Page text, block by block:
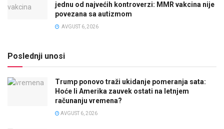
jednu od najvećih kontroverzi: MMR vakcina nije
povezana sa autizmom
AVGUST 6, 2026
Poslednji unosi
Trump ponovo traži ukidanje pomeranja sata:
Hoće li Amerika zauvek ostati na letnjem
računanju vremena?
AVGUST 6, 2026